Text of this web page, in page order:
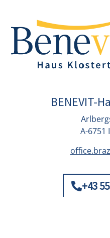
BENEVIT-
A-6751
+43